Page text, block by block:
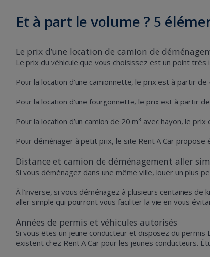
Et à part le volume ? 5
Le prix d’une location de camion de
Le prix du véhicule que vous choisissez est un point
Pour la location d’une camionnette, le prix est à partir
Pour la location d’une fourgonnette, le prix est à partir
Pour la location d’un camion de 20 m³ avec hayon, le
Pour déménager à petit prix, le site Rent A Car
Distance et camion de déménagement aller
Si vous déménagez dans une même ville, louer un
À l’inverse, si vous déménagez à plusieurs centaines de
aller simple qui pourront vous faciliter la vie en vous
Années de permis et véhicules autorisés
Si vous êtes un jeune conducteur et disposez du
existent chez Rent A Car pour les jeunes conducteurs.